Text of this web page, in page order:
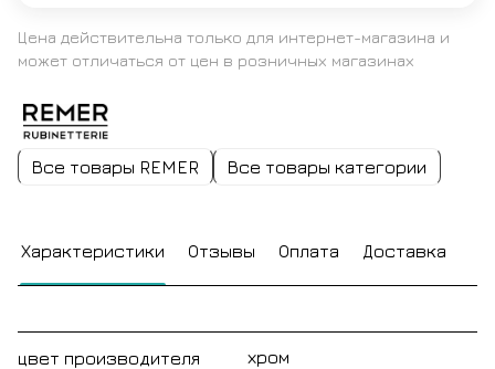
Цена действительна только для интернет-магазина и
может отличаться от цен в розничных магазинах
Все товары REMER Все товары категории
Характеристики Отзывы Оплата Доставка
цвет производителя хром